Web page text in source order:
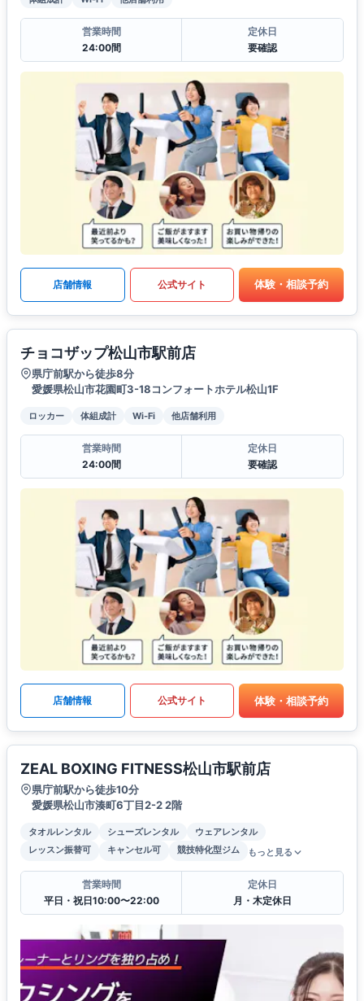
営業時間
24:00間
定休日
要確認
店舗情報 公式サイト 体験・相談予約
チョコザップ松山市駅前店
県庁前駅から徒歩8分
愛媛県松山市花園町3-18コンフォートホテル松山1F
ロッカー 体組成計 Wi-Fi 他店舗利用
営業時間
24:00間
定休日
要確認
店舗情報 公式サイト 体験・相談予約
ZEAL BOXING FITNESS松山市駅前店
県庁前駅から徒歩10分
愛媛県松山市湊町6丁目2-2 2階
タオルレンタル シューズレンタル
ウェアレンタル
レッスン振替可
キャンセル可 競技特化型ジム もっと見る
営業時間
平日・祝日10:00〜22:00
定休日
月・木定休日